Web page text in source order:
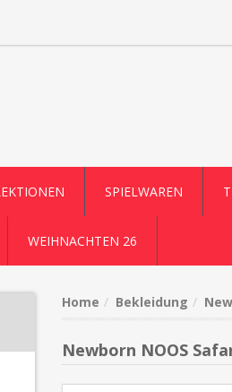
SPIELWAREN
WEIHNACHTEN 26
Home Bekleidung
Newborn NOOS